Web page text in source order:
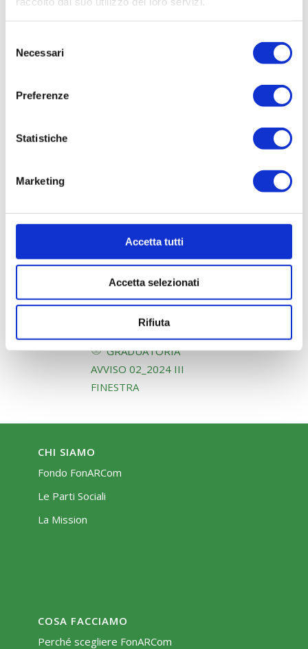
delNecessari
Preferenze
Statistiche
Marketing
Accetta tutti
Accetta selezionati
Rifiuta
ERRATA
CORRIGE_GRADUATORIA
AVVISO 02_2024 II
FINESTRA
Piani ammessi a
valutazione Avviso
GRADUATORIA
AVVISO 02_2024 III
FINESTRA
CHI SIAMO
Fondo FonARCom
Le Parti Sociali
La Mission
COSA FACCIAMO
Perché scegliere FonARCom